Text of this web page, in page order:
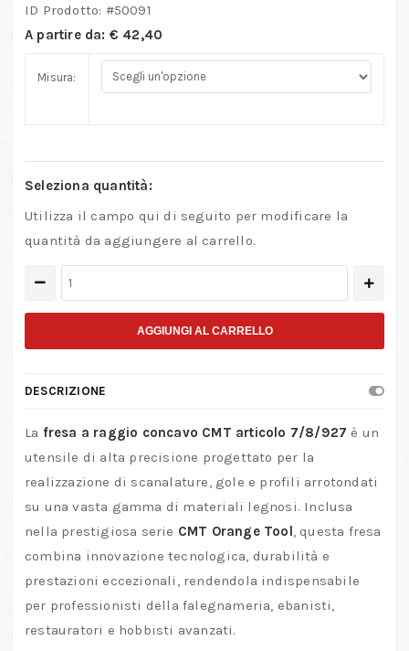
ID Prodotto: #50091
A partire da: € 42,40
Misura:
Seleziona quantità:
Utilizza il campo qui di seguito per modificare la
quantità da aggiungere al carrello.
a
Concavo
Utensile
Professionale
AGGIUNGI AL CARRELLO
DESCRIZIONE
La fresa a raggio concavo CMT articolo 7/8/927 è un
utensile di alta precisione progettato per la
realizzazione di scanalature, gole e profili arrotondati
su una vasta gamma di materiali legnosi. Inclusa
nella prestigiosa serie CMT Orange Tool, questa fresa
combina innovazione tecnologica, durabilità e
prestazioni eccezionali, rendendola indispensabile
per professionisti della falegnameria, ebanisti,
restauratori e hobbisti avanzati.